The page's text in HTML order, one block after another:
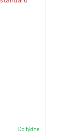
Do týdne